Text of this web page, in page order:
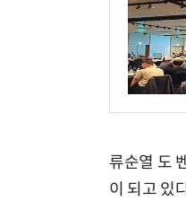
류순열 도
이 되고 있